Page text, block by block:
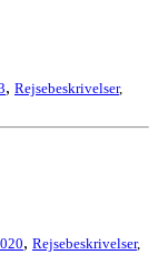
, Rejsebeskrivelser,
, Rejsebeskrivelser,